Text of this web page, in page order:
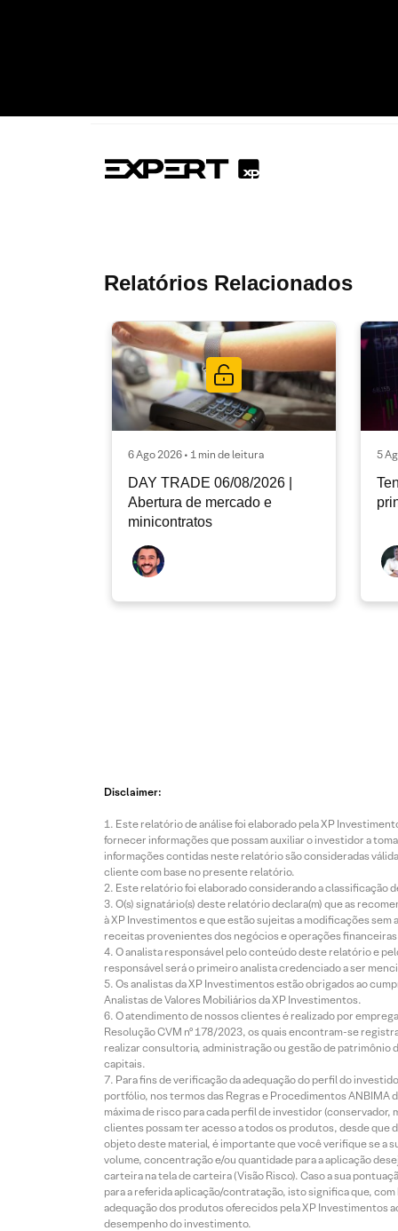
Relatórios Relacionados
6 Ago 2026 • 1 min de leitura
DAY TRADE 06/08/2026 |
Abertura de mercado e
minicontratos
5
Disclaimer:
Este relatório de análise foi elaborado pela XP
fornecer informações que possam auxiliar o investidor a
informações contidas neste relatório são consideradas
cliente com base no presente relatório.
Este relatório foi elaborado considerando a classificação
O(s) signatário(s) deste relatório declara(m) que as
à XP Investimentos e que estão sujeitas a modificações
receitas provenientes dos negócios e operações
O analista responsável pelo conteúdo deste relatório e
responsável será o primeiro analista credenciado a ser
Os analistas da XP Investimentos estão obrigados ao
Analistas de Valores Mobiliários da XP Investimentos.
O atendimento de nossos clientes é realizado por
Resolução CVM nº 178/2023, os quais encontram-se
realizar consultoria, administração ou gestão de patrimônio
capitais.
Para fins de verificação da adequação do perfil do
portfólio, nos termos das Regras e Procedimentos
máxima de risco para cada perfil de investidor
clientes possam ter acesso a todos os produtos, desde que
objeto deste material, é importante que você verifique se a
volume, concentração e/ou quantidade para a aplicação
carteira na tela de carteira (Visão Risco). Caso a sua
para a referida aplicação/contratação, isto significa que,
adequação dos produtos oferecidos pela XP Investimentos
desempenho do investimento.